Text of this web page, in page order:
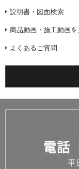
説明書・図面検索
商品動画・施工動画を
よくあるご質問
電話